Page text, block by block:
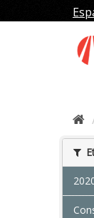
al